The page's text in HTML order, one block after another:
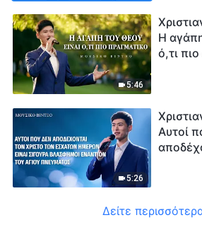
5:46
Η
ό,τι
5:26
Αυτοί
Δείτε